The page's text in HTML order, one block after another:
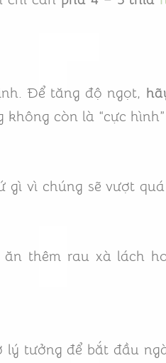
Để tăng độ ngọt,
không còn là “cực
vì chúng sẽ vượt
thêm rau xà lách
lý tưởng để bắt đầu